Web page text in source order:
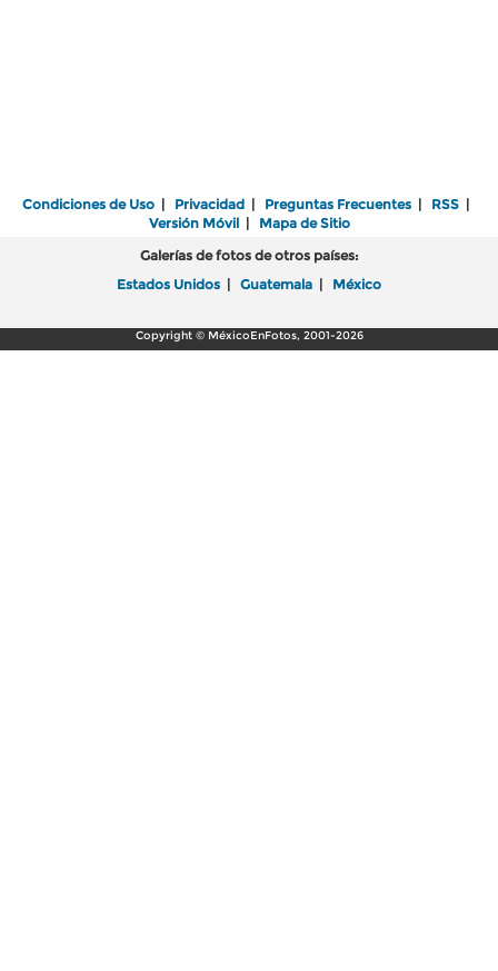
Condiciones de Uso | Privacidad | Preguntas Frecuentes | RSS |
Versión Móvil| Mapa de Sitio
Galerías de fotos de otros países:
Estados Unidos | Guatemala | México
Copyright © MéxicoEnFotos, 2001-2026